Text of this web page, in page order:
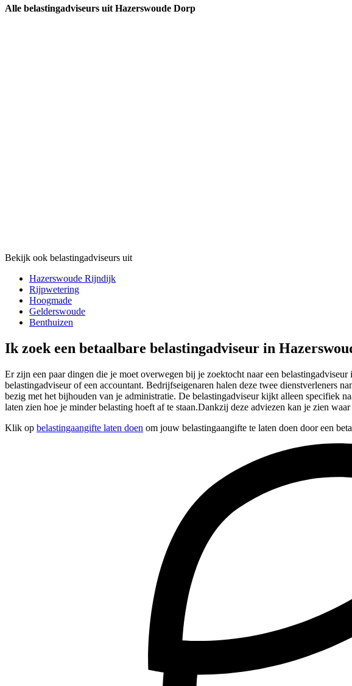
Alle belastingadviseurs uit Hazerswoude Dorp
Bekijk ook belastingadviseurs uit
Hazerswoude Rijndijk
Rijpwetering
Hoogmade
Gelderswoude
Benthuizen
Ik zoek een betaalbare belastingadviseur in
Er zijn een paar dingen die je moet overwegen bij je zoektocht naar een
belastingadviseur of een accountant. Bedrijfseigenaren halen deze twee dienstverleners
bezig met het bijhouden van je administratie. De belastingadviseur kijkt alleen specifiek
laten zien hoe je minder belasting hoeft af te staan.Dankzij deze adviezen kan je zien
Klik op belastingaangifte laten doen om jouw belastingaangifte te laten doen door een